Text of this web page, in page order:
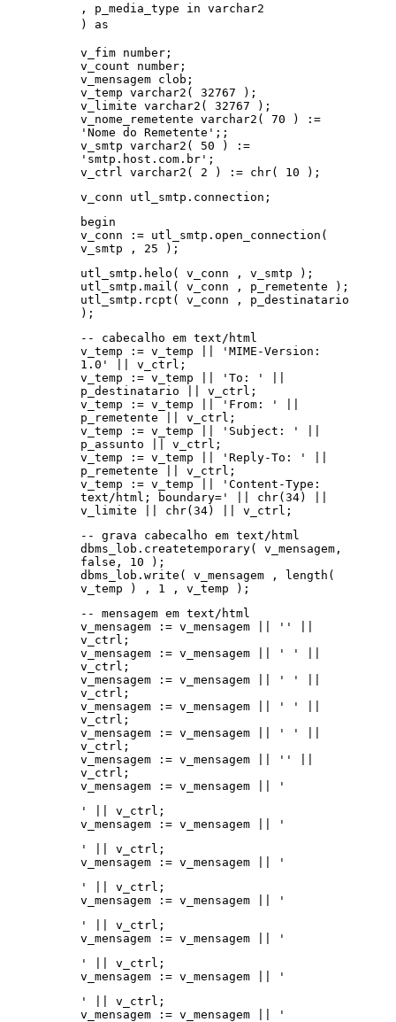
, p_media_type in varchar2
) as
v_fim number;
v_count number;
v_mensagem clob;
v_temp varchar2( 32767 );
v_limite varchar2( 32767 );
v_nome_remetente varchar2( 70 ) :=
'Nome do Remetente';;
v_smtp varchar2( 50 ) :=
'smtp.host.com.br';
v_ctrl varchar2( 2 ) := chr( 10 );
v_conn utl_smtp.connection;
begin
v_conn := utl_smtp.open_connection(
v_smtp , 25 );
utl_smtp.helo( v_conn , v_smtp );
utl_smtp.mail( v_conn , p_remetente );
utl_smtp.rcpt( v_conn , p_destinatario
);
-- cabecalho em text/html
v_temp := v_temp || 'MIME-Version:
1.0' || v_ctrl;
v_temp := v_temp || 'To: ' ||
p_destinatario || v_ctrl;
v_temp := v_temp || 'From: ' ||
p_remetente || v_ctrl;
v_temp := v_temp || 'Subject: ' ||
p_assunto || v_ctrl;
v_temp := v_temp || 'Reply-To: ' ||
p_remetente || v_ctrl;
v_temp := v_temp || 'Content-Type:
text/html; boundary=' || chr(34) ||
v_limite || chr(34) || v_ctrl;
-- grava cabecalho em text/html
dbms_lob.createtemporary( v_mensagem,
false, 10 );
dbms_lob.write( v_mensagem , length(
v_temp ) , 1 , v_temp );
-- mensagem em text/html
v_mensagem := v_mensagem || '' ||
v_ctrl;
v_mensagem := v_mensagem || ' ' ||
v_ctrl;
v_mensagem := v_mensagem || ' ' ||
v_ctrl;
v_mensagem := v_mensagem || ' ' ||
v_ctrl;
v_mensagem := v_mensagem || ' ' ||
v_ctrl;
v_mensagem := v_mensagem || '' ||
v_ctrl;
v_mensagem := v_mensagem || '
' || v_ctrl;
v_mensagem := v_mensagem || '
' || v_ctrl;
v_mensagem := v_mensagem || '
' || v_ctrl;
v_mensagem := v_mensagem || '
' || v_ctrl;
v_mensagem := v_mensagem || '
' || v_ctrl;
v_mensagem := v_mensagem || '
' || v_ctrl;
v_mensagem := v_mensagem || '